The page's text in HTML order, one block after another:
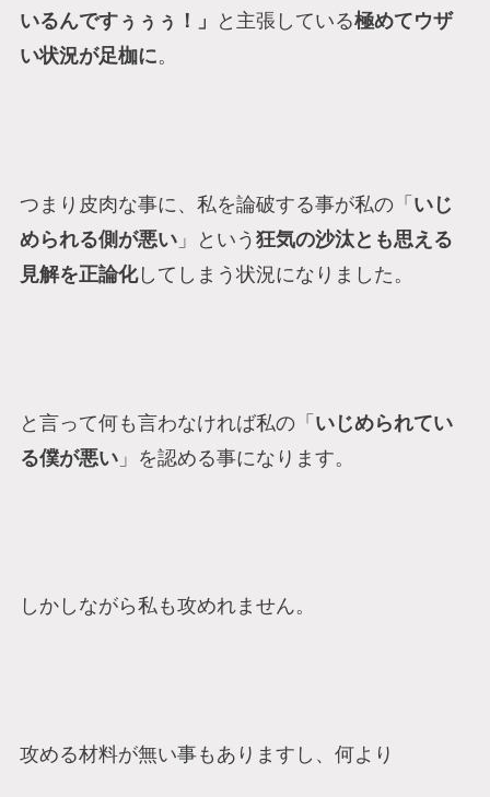
いるんですぅぅぅ！」
と主張している極めてウザ
い状況が足枷に。
つまり皮肉な事に、私を論破する事が私の「 いじ
められる側が悪い」という 狂気の沙汰とも思える
見解を正論化してしまう状況になりました。
と言って何も言わなければ私の「 いじめられてい
る僕が悪い」を認める事になります。
しかしながら私も攻めれません。
攻める材料が無い事もありますし、何より